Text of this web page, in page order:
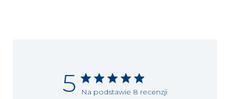
5 Na podstawie 8 recenzji